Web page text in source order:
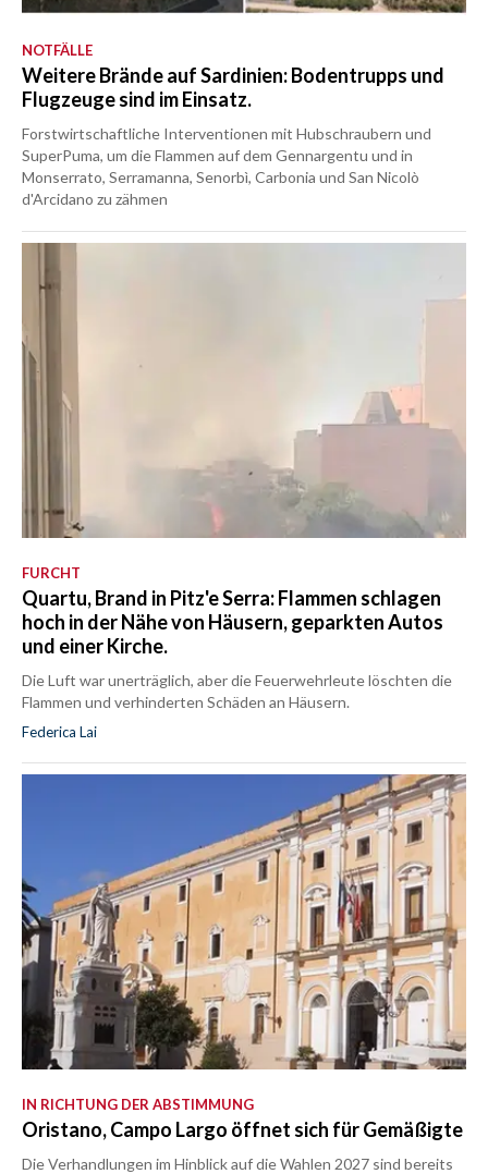
NOTFÄLLE
Weitere Brände auf Sardinien: Bodentrupps und
Flugzeuge sind im Einsatz.
Forstwirtschaftliche Interventionen mit Hubschraubern und
SuperPuma, um die Flammen auf dem Gennargentu und in
Monserrato, Serramanna, Senorbì, Carbonia und San Nicolò
d'Arcidano zu zähmen
FURCHT
Quartu, Brand in Pitz'e Serra: Flammen schlagen
hoch in der Nähe von Häusern, geparkten Autos
und einer Kirche.
Die Luft war unerträglich, aber die Feuerwehrleute löschten die
Flammen und verhinderten Schäden an Häusern.
Federica Lai
IN RICHTUNG DER ABSTIMMUNG
Oristano, Campo Largo öffnet sich für Gemäßigte
Die Verhandlungen im Hinblick auf die Wahlen 2027 sind bereits